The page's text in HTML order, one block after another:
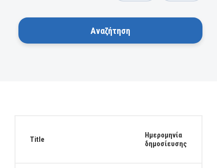
Title
Ημερομηνία
δημοσίευσης